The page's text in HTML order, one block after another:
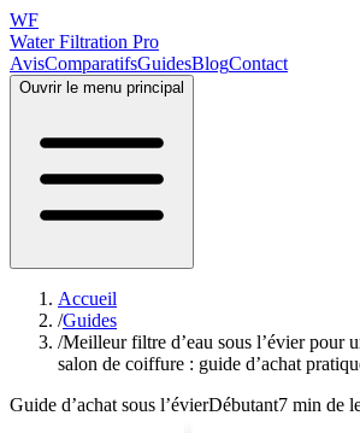
WF
Water Filtration Pro
AvisComparatifsGuidesBlogContact
Ouvrir le menu principal
Accueil
/Guides
/Meilleur filtre d’eau sous l’évier pour
salon de coiffure : guide d’achat
Guide d’achat sous l’évierDébutant7 min de